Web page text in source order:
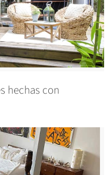
hechas con